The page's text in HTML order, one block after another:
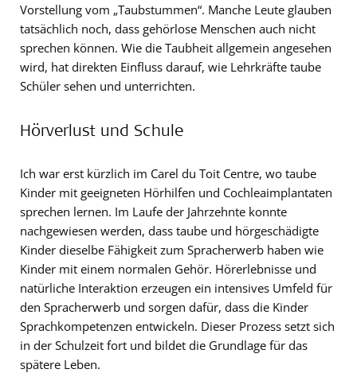
Vorstellung vom „Taubstummen“. Manche Leute glauben
tatsächlich noch, dass gehörlose Menschen auch nicht
sprechen können. Wie die Taubheit allgemein angesehen
wird, hat direkten Einfluss darauf, wie Lehrkräfte taube
Schüler sehen und unterrichten.
Hörverlust und Schule
Ich war erst kürzlich im Carel du Toit Centre, wo taube
Kinder mit geeigneten Hörhilfen und Cochleaimplantaten
sprechen lernen. Im Laufe der Jahrzehnte konnte
nachgewiesen werden, dass taube und hörgeschädigte
Kinder dieselbe Fähigkeit zum Spracherwerb haben wie
Kinder mit einem normalen Gehör. Hörerlebnisse und
natürliche Interaktion erzeugen ein intensives Umfeld für
den Spracherwerb und sorgen dafür, dass die Kinder
Sprachkompetenzen entwickeln. Dieser Prozess setzt sich
in der Schulzeit fort und bildet die Grundlage für das
spätere Leben.